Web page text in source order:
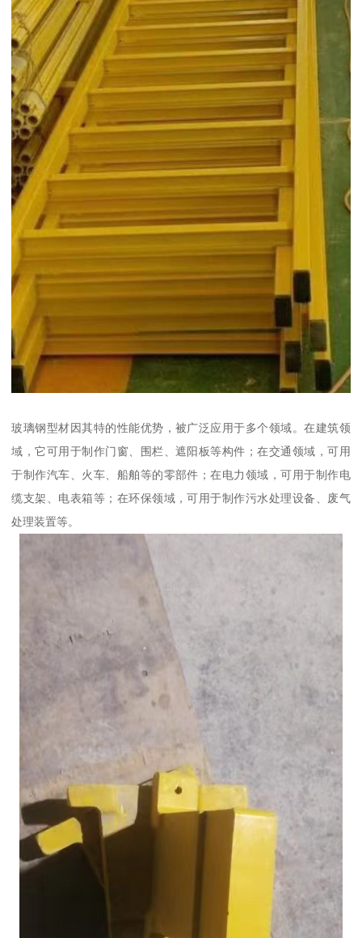
玻璃钢型材因其特的性能优势，被广泛应用于多个领域。在建筑领
域，它可用于制作门窗、围栏、遮阳板等构件；在交通领域，可用
于制作汽车、火车、船舶等的零部件；在电力领域，可用于制作电
缆支架、电表箱等；在环保领域，可用于制作污水处理设备、废气
处理装置等。